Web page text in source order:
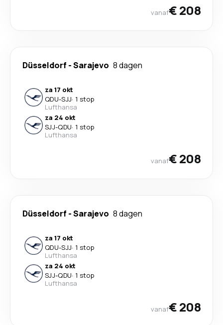
vanaf€ 208
Düsseldorf -Sarajevo 8 dagen
za 17 okt
QDU-SJJ· 1 stop
Lufthansa
za 24 okt
SJJ-QDU· 1 stop
Lufthansa
vanaf€ 208
Düsseldorf -Sarajevo 8 dagen
za 17 okt
QDU-SJJ· 1 stop
Lufthansa
za 24 okt
SJJ-QDU· 1 stop
Lufthansa
vanaf€ 208